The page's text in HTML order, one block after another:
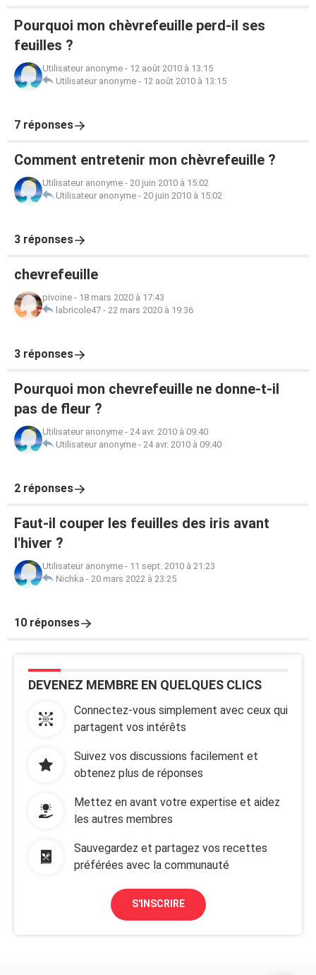
Pourquoi mon chèvrefeuille perd-il ses
feuilles ?
Utilisateur anonyme - 12 août 2010 à 13:15
Utilisateur anonyme - 12 août 2010 à 13:15
7 réponses
Comment entretenir mon chèvrefeuille ?
Utilisateur anonyme - 20 juin 2010 à 15:02
Utilisateur anonyme - 20 juin 2010 à 15:02
3 réponses
chevrefeuille
pivoine - 18 mars 2020 à 17:43
labricole47 - 22 mars 2020 à 19:36
3 réponses
Pourquoi mon chevrefeuille ne donne-t-il
pas de fleur ?
Utilisateur anonyme - 24 avr. 2010 à 09:40
Utilisateur anonyme - 24 avr. 2010 à 09:40
2 réponses
Faut-il couper les feuilles des iris avant
l'hiver ?
Utilisateur anonyme - 11 sept. 2010 à 21:23
Nichka - 20 mars 2022 à 23:25
10 réponses
DEVENEZ MEMBRE EN QUELQUES CLICS
Connectez-vous simplement avec ceux qui
partagent vos intérêts
Suivez vos discussions facilement et
obtenez plus de réponses
Mettez en avant votre expertise et aidez
les autres membres
Sauvegardez et partagez vos recettes
préférées avec la communauté
S'INSCRIRE